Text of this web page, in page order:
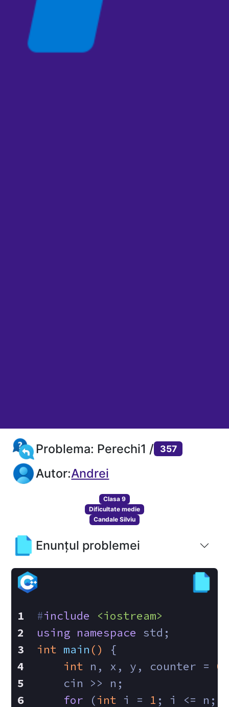
Problema: Perechi1 / 357
Autor:Andrei
Clasa 9
Dificultate medie
Candale Silviu
Enunțul problemei
#include
<iostream>
using namespace std;
int main ()
{
int n, x, y, counter = 0
    cin >> n;
for (int i = 1 ; i <= n;